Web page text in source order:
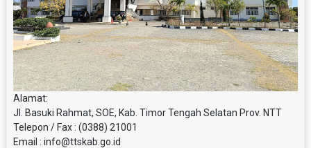
Alamat:
Jl. Basuki Rahmat, SOE, Kab. Timor Tengah Selatan Prov. NTT
Telepon / Fax : (0388) 21001
Email : info@ttskab.go.id